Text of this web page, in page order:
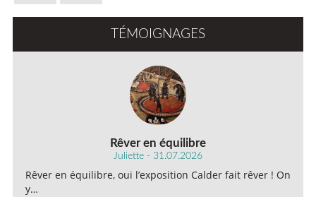
TÉMOIGNAGES
Rêver en équilibre
Juliette - 31.07.2026
Rêver en équilibre, oui l’exposition Calder fait rêver ! On
y…